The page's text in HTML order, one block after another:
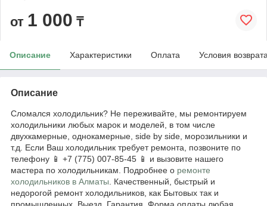
от 1 000 ₸
Описание Характеристики Оплата Условия
Описание
Сломался холодильник? Не переживайте, мы ремонтируем
холодильники любых марок и моделей, в том числе
двухкамерные, однокамерные, side by side, морозильники и
т.д. Если Ваш холодильник требует ремонта, позвоните по
телефону 📱 +7 (775) 007-85-45 📱 и вызовите нашего
мастера по холодильникам. Подробнее о ремонте
холодильников в Алматы . Качественный, быстрый и
недорогой ремонт холодильников, как Бытовых так и
промышленных. Выезд. Гарантия. Форма оплаты любая.